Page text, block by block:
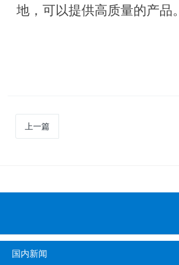
地，可以提供高质量的产品。
上一篇
国内新闻